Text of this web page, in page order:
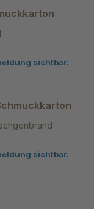
sichtbar.
sichtbar.